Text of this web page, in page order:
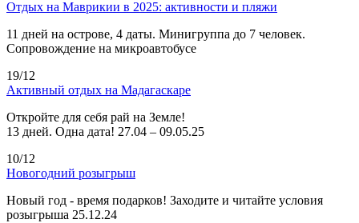
Отдых на Маврикии в 2025: активности и пляжи
11 дней на острове, 4 даты. Минигруппа до 7 человек.
Сопровождение на микроавтобусе
19/12
Активный отдых на Мадагаскаре
Откройте для себя рай на Земле!
13 дней. Одна дата! 27.04 – 09.05.25
10/12
Новогодний розыгрыш
Новый год - время подарков! Заходите и читайте условия
розыгрыша 25.12.24